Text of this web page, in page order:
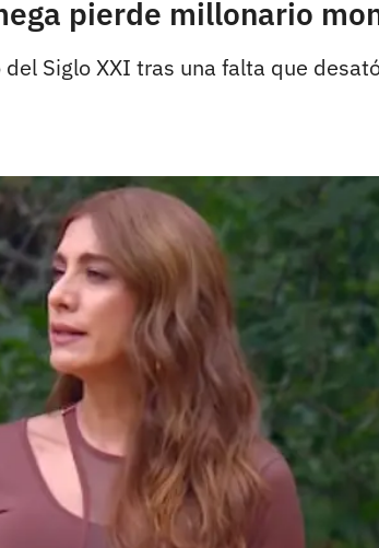
pierde millonario
Siglo XXI tras una falta que